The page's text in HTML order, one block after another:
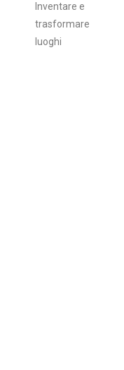
Inventare e
trasformare
luoghi